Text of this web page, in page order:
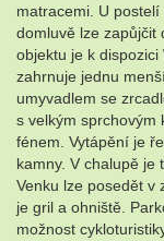
matracemi. U
domluvě lze zapůjčit
objektu je k
zahrnuje jednu
umyvadlem se
s velkým sprchovým
fénem. Vytápění je
kamny. V chalupě je
Venku lze posedět v
je gril a ohniště.
možnost